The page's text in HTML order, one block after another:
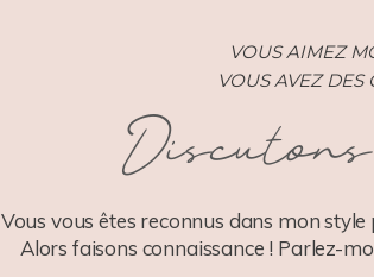
VOUS AIMEZ
VOUS AVEZ DES
Discutons
Vous vous êtes reconnus dans mon
Alors faisons connaissance ! Parlez-